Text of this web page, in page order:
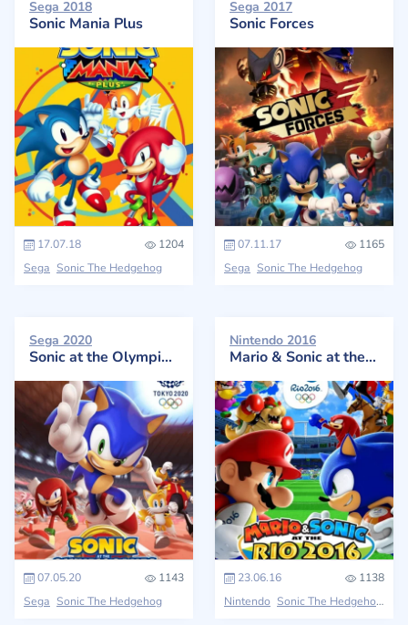
Sega 2018
Sonic Mania Plus
17.07.18
1204
Sega Sonic The Hedgehog
Sega 2017
Sonic Forces
07.11.17
1165
Sega Sonic The Hedgehog
Sega 2020
Sonic at the Olympic Games: Tokyo 2020
07.05.20
1143
Sega Sonic The Hedgehog
Nintendo 2016
Mario & Sonic at the Rio 2016 Olympic Games
23.06.16
1138
Nintendo Sonic The Hedgehog